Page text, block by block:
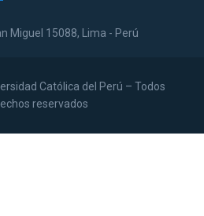
Miguel 15088, Lima - Perú
Católica del Perú – Todos
reservados